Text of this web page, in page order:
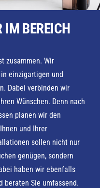
IM BEREICH
zusammen. Wir
einzigartigen und
Dabei verbinden wir
Wünschen. Denn nach
planen wir den
und Ihrer
sollen nicht nur
genügen, sondern
haben wir ebenfalls
beraten Sie umfassend.